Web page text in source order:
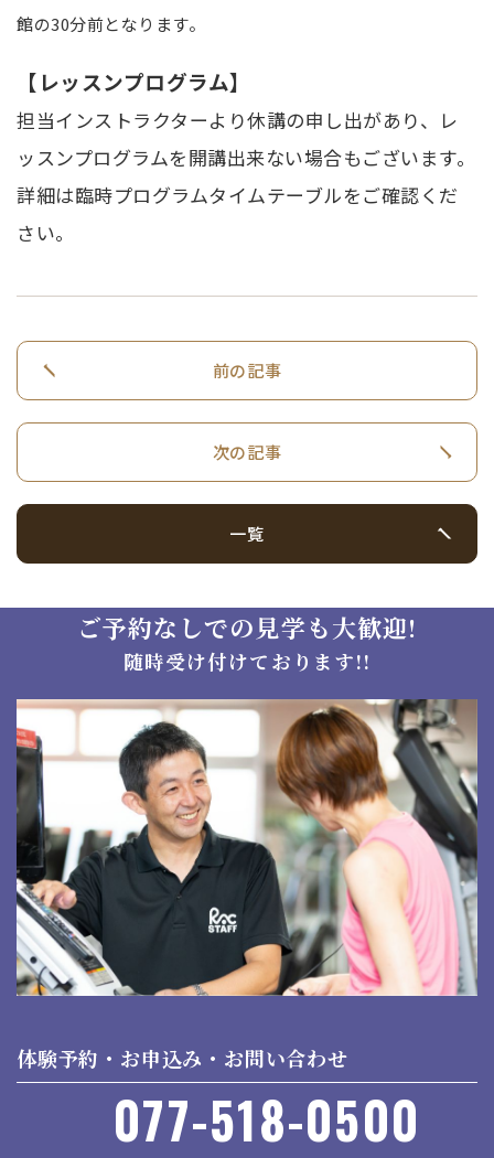
館の30分前となります。
【レッスンプログラム】
担当インストラクターより休講の申し出があり、レ
ッスンプログラムを開講出来ない場合もございます。
詳細は臨時プログラムタイムテーブルをご確認くだ
さい。
前の記事
次の記事
一覧
ご予約なしでの見学も大歓迎!
随時受け付けております!!
体験予約・お申込み・お問い合わせ
077-518-0500